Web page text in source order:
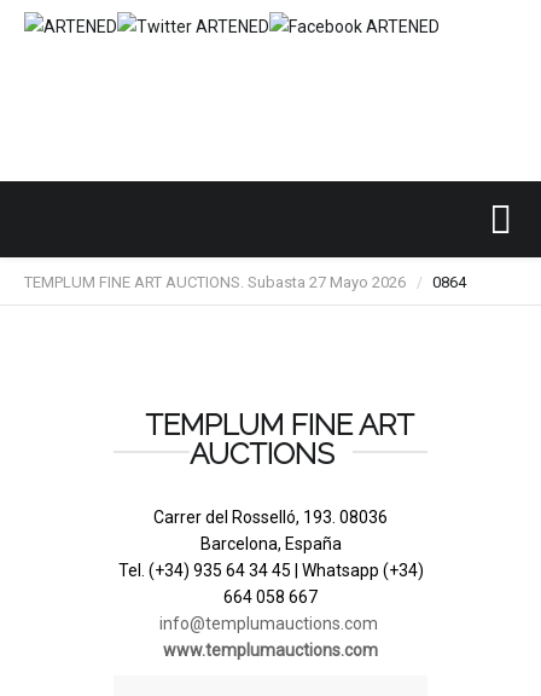
TEMPLUM FINE ART AUCTIONS. Subasta 27 Mayo 2026 / 0864
TEMPLUM FINE ART
AUCTIONS
Carrer del Rosselló, 193. 08036
Barcelona, España
Tel. (+34) 935 64 34 45 | Whatsapp (+34)
664 058 667
info@templumauctions.com
www.templumauctions.com